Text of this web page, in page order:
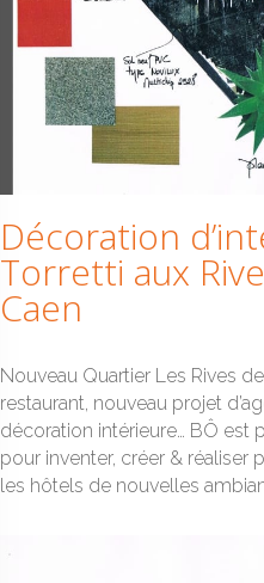
Décoration
Torretti aux
Caen
Nouveau Quartier Les Rives
restaurant, nouveau projet
décoration intérieure… BÔ est
pour inventer, créer & réaliser
les hôtels de nouvelles